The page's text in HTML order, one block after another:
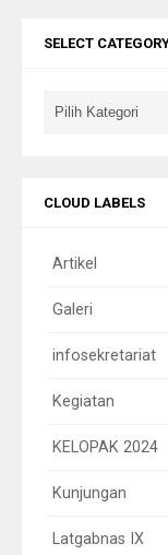
SELECT
CLOUD LABELS
Artikel
Galeri
infosekretariat
Kegiatan
KELOPAK 2024
Kunjungan
Latgabnas IX